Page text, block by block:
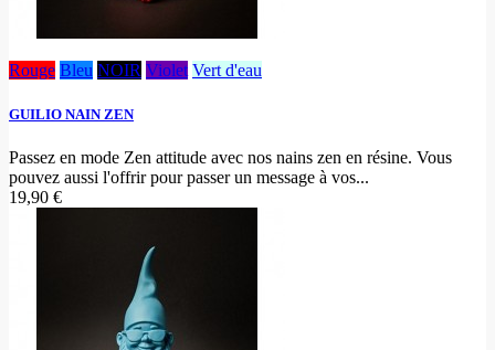
Rouge Bleu NOIR Violet Vert d'eau
GUILIO NAIN ZEN
Passez en mode Zen attitude avec nos nains zen en résine. Vous
pouvez aussi l'offrir pour passer un message à vos...
19,90 €